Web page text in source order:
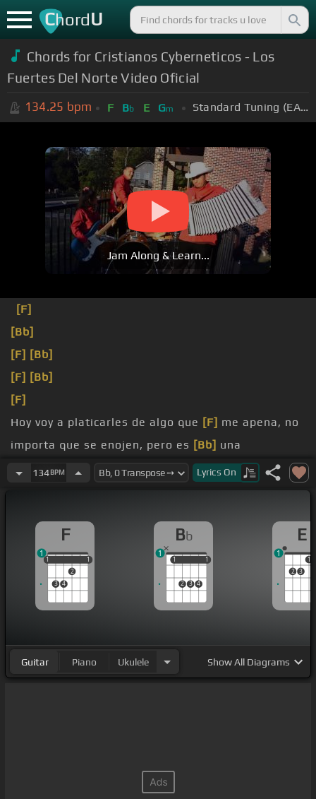
ChordU
Chords for Cristianos Cyberneticos - Los
Fuertes Del Norte Video Oficial
134.25 bpm F Bb E Gm Standard Tuning (EADGBE)
Jam Along & Learn...
[F]
[Bb]
[F] [Bb]
[F] [Bb]
[F]
Hoy voy a platicarles de algo que [F] me apena, no
importa que se enojen, pero es [Bb] una
vergüenza,
corrompiendo,
134BPM Lyrics On
F
1
3 4
2
1
1 1
1
Bb
1
2 3 4
1
1 1
1
E
2 3
1
1
Guitar Piano Ukulele ShowAll Diagrams